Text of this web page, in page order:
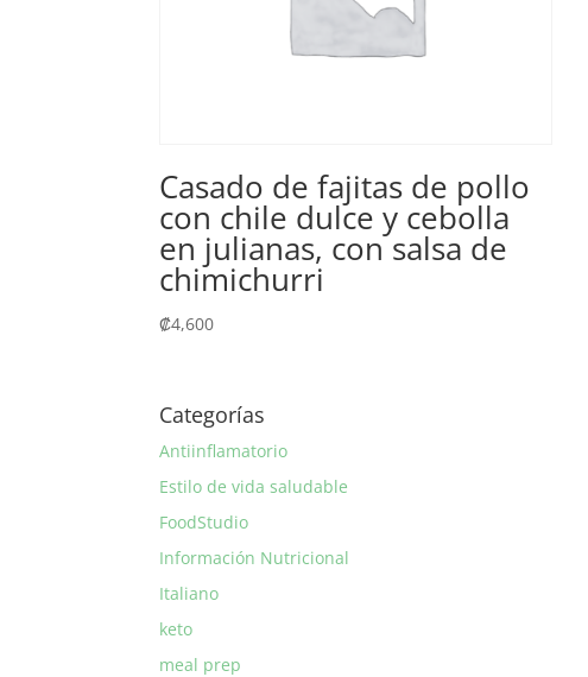
Casado de fajitas de pollo
con chile dulce y cebolla
en julianas, con salsa de
chimichurri
₡4,600
Categorías
Antiinflamatorio
Estilo de vida saludable
FoodStudio
Información Nutricional
Italiano
keto
meal prep